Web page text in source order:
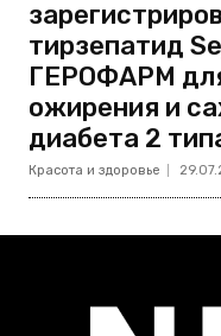
тирзепатид
ГЕРОФАРМ
ожирения и
диабета 2
Красота и здоровье